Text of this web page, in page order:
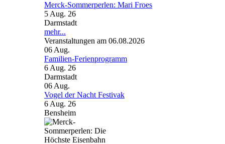
Merck-Sommerperlen: Mari Froes
5 Aug. 26
Darmstadt
mehr...
Veranstaltungen am 06.08.2026
06 Aug.
Familien-Ferienprogramm
6 Aug. 26
Darmstadt
06 Aug.
Vogel der Nacht Festivak
6 Aug. 26
Bensheim